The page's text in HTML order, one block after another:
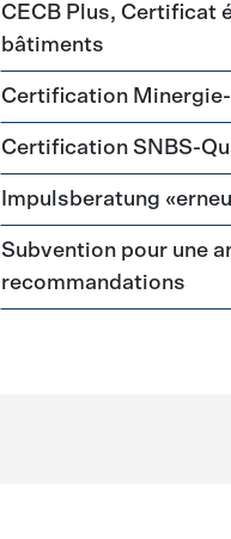
CECB Plus, Certificat
bâtiments
Certification
Certification SNBS-
Impulsberatung
Subvention pour une
recommandations